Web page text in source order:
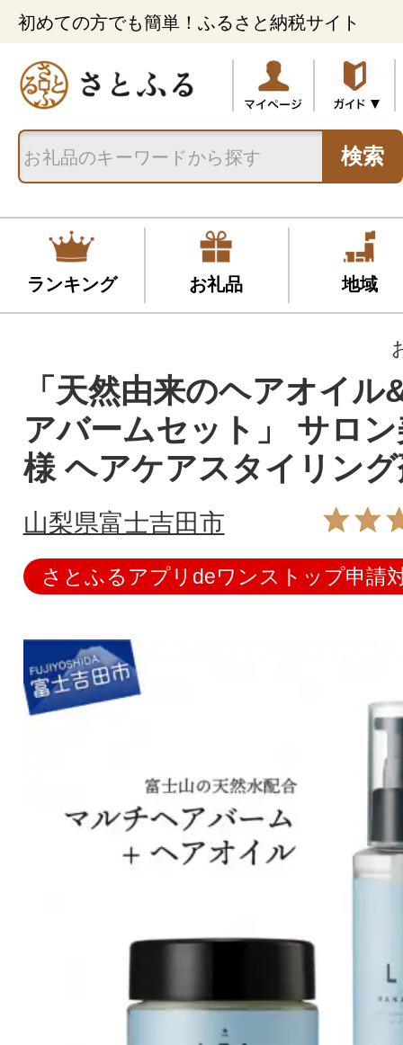
初めての方でも簡単！ふるさと納税サイト
検索
ランキング お礼品 地域
「天然由来のヘアオイル
アバームセット」 サロ
様 ヘアケアスタイリン
山梨県富士吉田市
さとふるアプリdeワンストップ申請